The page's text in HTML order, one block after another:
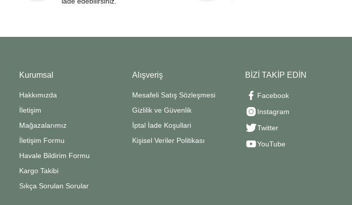
Kurumsal
Hakkımızda
İletişim
Mağazalarımız
İletişim Formu
Havale Bildirim Formu
Kargo Takibi
Sıkça Sorulan Sorular
Alışveriş
Mesafeli Satış Sözleşmesi
Gizlilik ve Güvenlik
İptal İade Koşullari
Kişisel Veriler Politikası
BİZİ TAKİP EDİN
Facebook
Instagram
Twitter
YouTube